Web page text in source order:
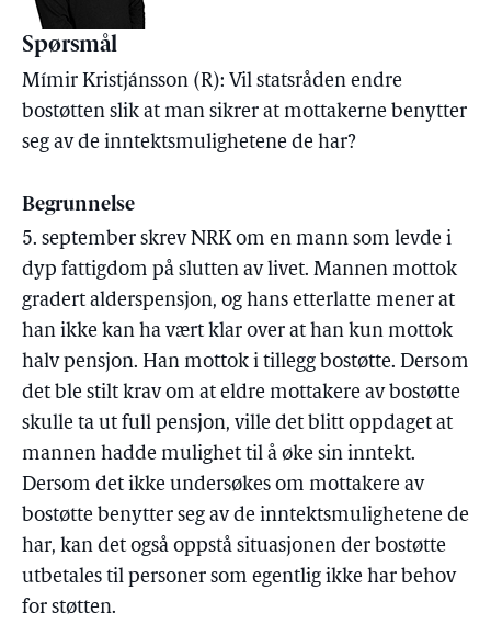
Spørsmål
Mímir Kristjánsson (R): Vil statsråden endre
bostøtten slik at man sikrer at mottakerne benytter
seg av de inntektsmulighetene de har?
Begrunnelse
5. september skrev NRK om en mann som levde i
dyp fattigdom på slutten av livet. Mannen mottok
gradert alderspensjon, og hans etterlatte mener at
han ikke kan ha vært klar over at han kun mottok
halv pensjon. Han mottok i tillegg bostøtte. Dersom
det ble stilt krav om at eldre mottakere av bostøtte
skulle ta ut full pensjon, ville det blitt oppdaget at
mannen hadde mulighet til å øke sin inntekt.
Dersom det ikke undersøkes om mottakere av
bostøtte benytter seg av de inntektsmulighetene de
har, kan det også oppstå situasjonen der bostøtte
utbetales til personer som egentlig ikke har behov
for støtten.